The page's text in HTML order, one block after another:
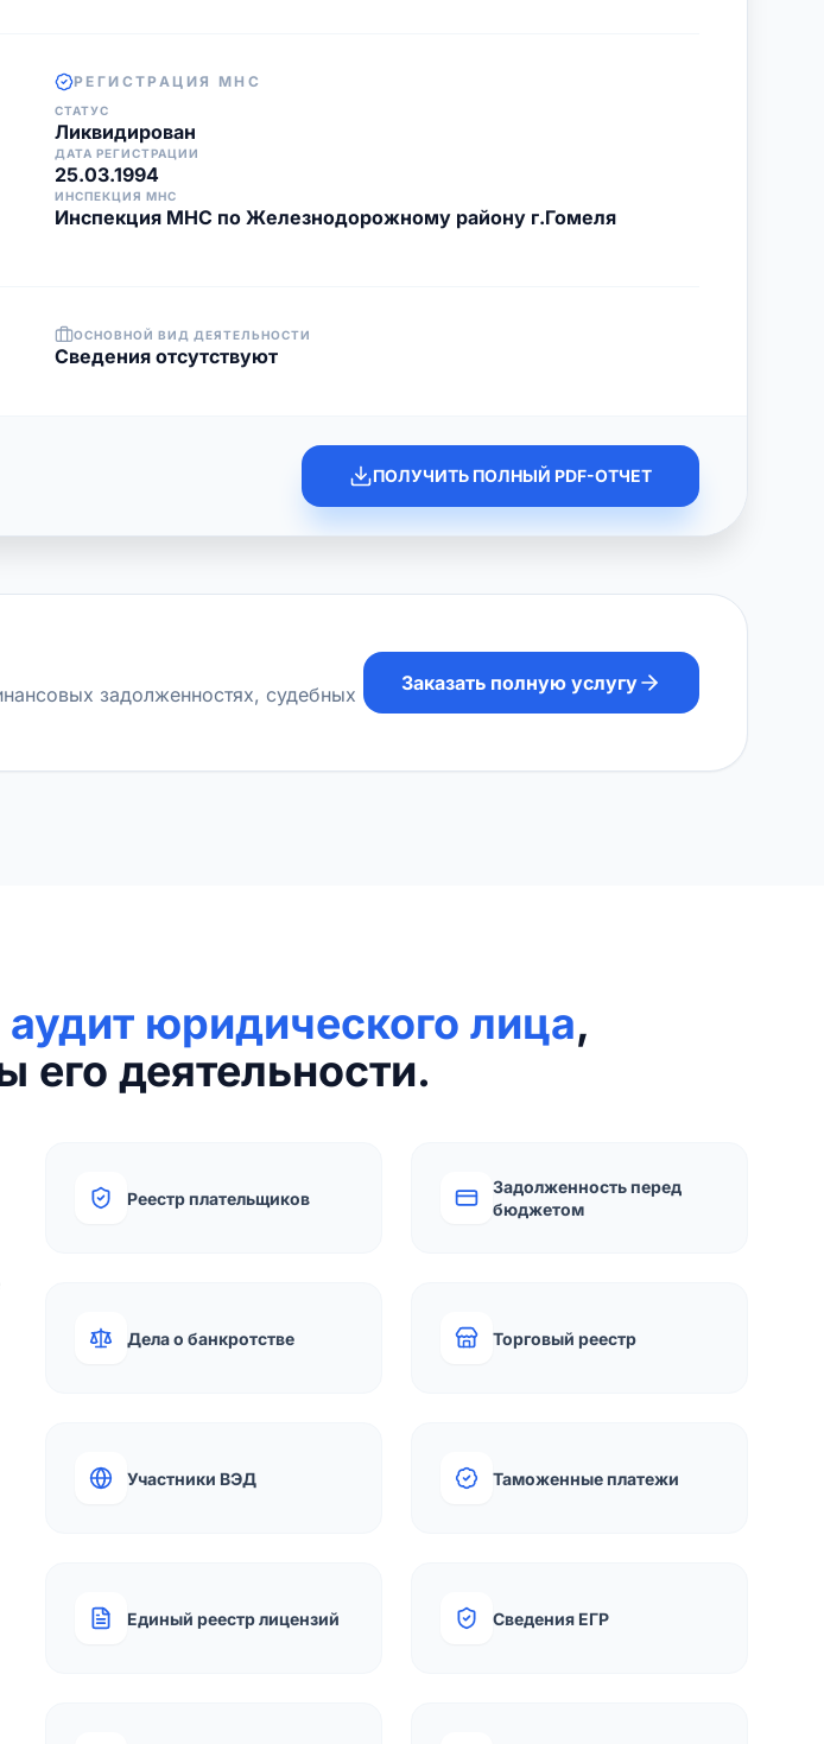
РЕГИСТРАЦИЯ МНС
СТАТУС
Ликвидирован
ДАТА РЕГИСТРАЦИИ
25.03.1994
ИНСПЕКЦИЯ МНС
Инспекция МНС по Железнодорожному району г.Гомеля
ОСНОВНОЙ ВИД ДЕЯТЕЛЬНОСТИ
Cведения отсутствуют
ПОЛУЧИТЬ ПОЛНЫЙ PDF-ОТЧЕТ
задолженностях, судебных
Заказать полную услугу
юридического лица,
его деятельности.
Реестр плательщиков
Задолженность перед
бюджетом
Дела о банкротстве Торговый реестр
Участники ВЭД Таможенные платежи
Единый реестр лицензий Сведения ЕГР